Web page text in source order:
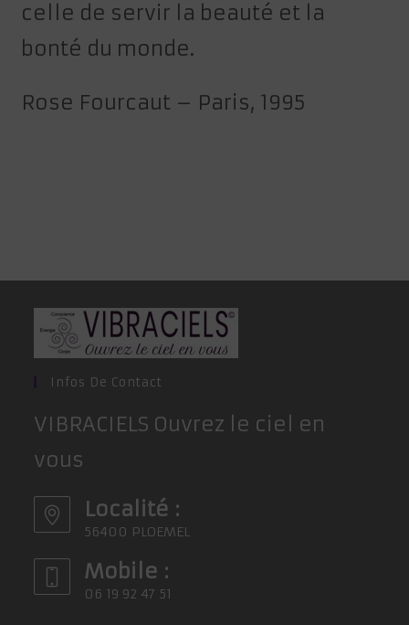
celle de servir la beauté et la
bonté du monde.
Rose Fourcaut – Paris, 1995
Infos De Contact
VIBRACIELS Ouvrez le ciel en
vous
Localité :
56400 PLOEMEL
Mobile :
06 19 92 47 51